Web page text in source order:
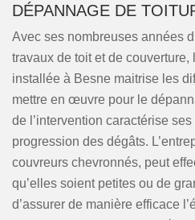
DÉPANNAGE DE
Avec ses nombreuses années
travaux de toit et de couverture,
installée à Besne maitrise les
mettre en œuvre pour le
de l’intervention caractérise
progression des dégâts.
couvreurs chevronnés, peut
qu’elles soient petites ou de
d’assurer de manière efficace